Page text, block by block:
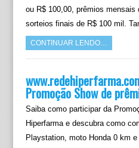
ou R$ 100,00, prêmios mensais
sorteios finais de R$ 100 mil.
CONTINUAR LENDO…
Promoção Show de
Saiba como participar da
Hiperfarma e descubra como
Playstation, moto Honda 0 km